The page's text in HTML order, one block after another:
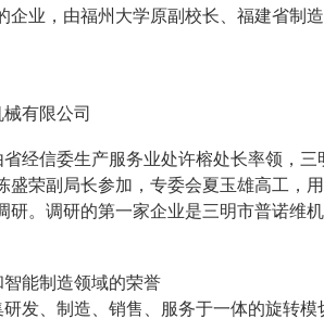
企业，由福州大学原副校长、福建省制
有限公司
经信委生产服务业处许榕处长率领，
盛荣副局长参加，专委会夏玉雄高工，
研。调研的第一家企业是三明市普诺维
能制造领域的荣誉
发、制造、销售、服务于一体的旋转